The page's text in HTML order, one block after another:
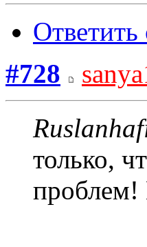
Ответить
#728
только,
проблем!